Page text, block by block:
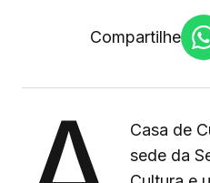
Compartilhe
Casa de
sede da